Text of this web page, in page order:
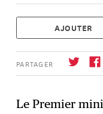
AJOUTER
PARTAGER
Le Premier